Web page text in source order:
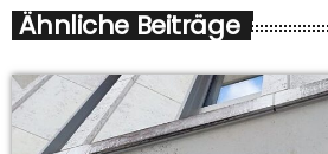
Ähnliche Beiträge